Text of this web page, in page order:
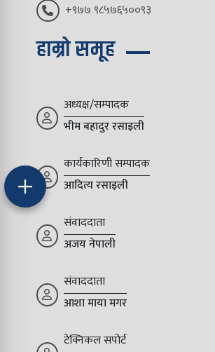
+९७७ ९८५७६५००९३
हाम्रो समूह
अध्यक्ष/सम्पादक
भीम बहादुर रसाइली
कार्यकारिणी सम्पादक
आदित्य रसाइली
संवाददाता
अजय नेपाली
संवाददाता
आशा माया मगर
टेक्निकल सपोर्ट